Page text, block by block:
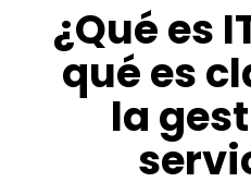
¿Qué es
qué es
la